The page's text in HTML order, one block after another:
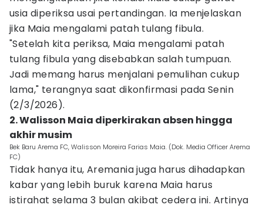
usia diperiksa usai pertandingan. Ia menjelaskan
jika Maia mengalami patah tulang fibula.
"Setelah kita periksa, Maia mengalami patah
tulang fibula yang disebabkan salah tumpuan.
Jadi memang harus menjalani pemulihan cukup
lama," terangnya saat dikonfirmasi pada Senin
(2/3/2026).
2. Walisson Maia diperkirakan absen hingga
akhir musim
Bek Baru Arema FC, Walisson Moreira Farias Maia. (Dok. Media Officer Arema
FC)
Tidak hanya itu, Aremania juga harus dihadapkan
kabar yang lebih buruk karena Maia harus
istirahat selama 3 bulan akibat cedera ini. Artinya